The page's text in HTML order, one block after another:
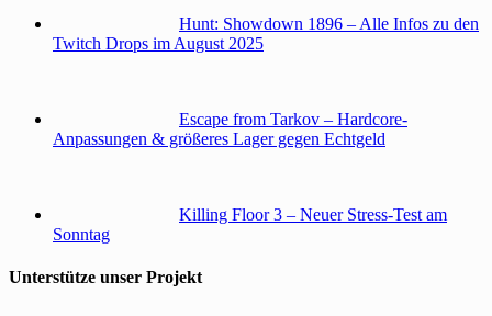
Hunt: Showdown 1896 – Alle Infos zu den
Twitch Drops im August 2025
Escape from Tarkov – Hardcore-
Anpassungen & größeres Lager gegen Echtgeld
Killing Floor 3 – Neuer Stress-Test am
Sonntag
Unterstütze unser Projekt